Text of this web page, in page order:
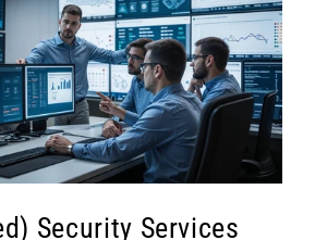
Security Services